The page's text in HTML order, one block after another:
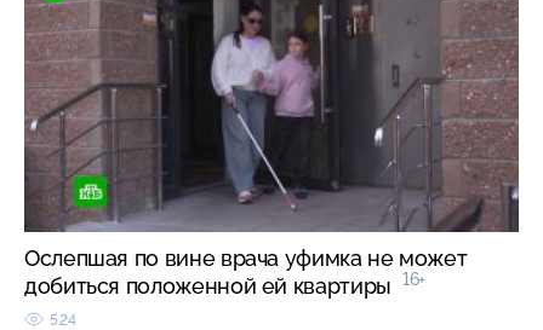
Ослепшая по вине врача уфимка не может
добиться положенной ей квартиры
16+
524